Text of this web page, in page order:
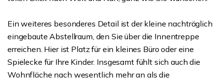
Ein weiteres besonderes Detail ist der kleine nachträglich
eingebaute Abstellraum, den Sie über die Innentreppe
erreichen. Hier ist Platz für ein kleines Büro oder eine
Spielecke für Ihre Kinder. Insgesamt fühlt sich auch die
Wohnfläche nach wesentlich mehr an als die